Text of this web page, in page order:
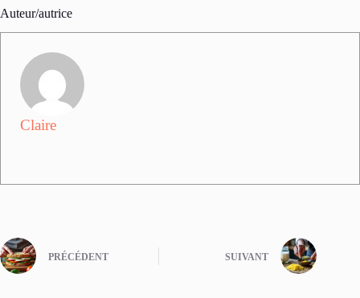
Auteur/autrice
Claire
PRÉCÉDENT SUIVANT